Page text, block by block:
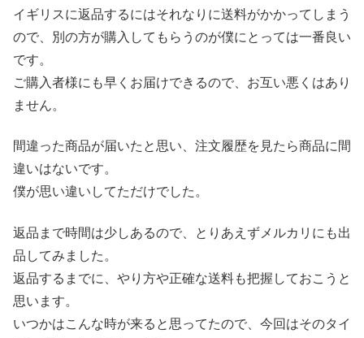
イギリスに返品するにはそれなりに送料がかかってしまう
ので、別の方が購入してもらうのが僕にとっては一番良い
です。
ご購入者様にも早くお届けできるので、お互い悪くはあり
ません。
間違った商品が届いたと思い、注文履歴を見たら商品に間
違いはないです。
僕が思い違いしてただけでした。
返品まで時間は少しあるので、とりあえずメルカリにも出
品してみました。
返品するまでに、やり方や正確な送料も把握しておこうと
思います。
いつかはこんな時が来ると思ってたので、今回はそのタイ